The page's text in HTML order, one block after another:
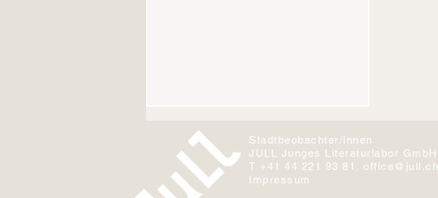
ETH
Stadtbeobachter/innen
JULL Junges Literaturlabor GmbH
T +41 44 221 93 81, office@jull.ch
Impressum